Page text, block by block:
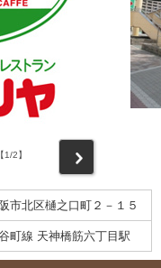
1/2】
市北区樋之口町２－１５
町線 天神橋筋六丁目駅